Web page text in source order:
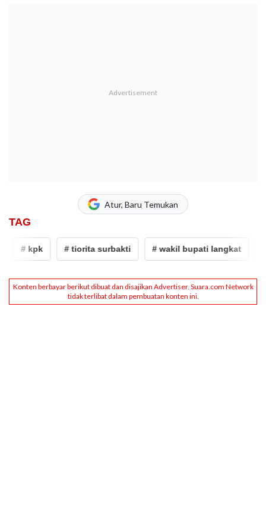
Atur, Baru Temukan
TAG
# kpk # tiorita surbakti # wakil bupati langkat